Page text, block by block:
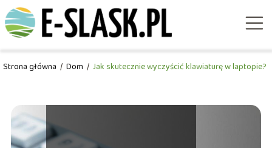
Strona główna / Dom / Jak skutecznie wyczyścić klawiaturę w laptopie?